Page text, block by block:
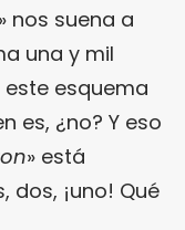
» nos suena a
una y mil
este esquema
es, ¿no? Y eso
» está
dos, ¡uno! Qué